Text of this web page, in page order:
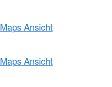
Ansicht
Ansicht